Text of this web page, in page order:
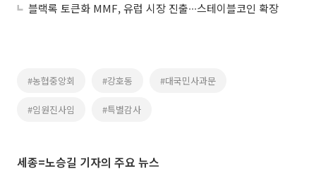
블랙록 토큰화 MMF, 유럽 시장 진출∙∙∙스테이블코인 확장
#농협중앙회 #강호동 #대국민사과문
#임원진사임 #특별감사
세종=노승길 기자의 주요 뉴스